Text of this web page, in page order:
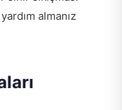
almanız